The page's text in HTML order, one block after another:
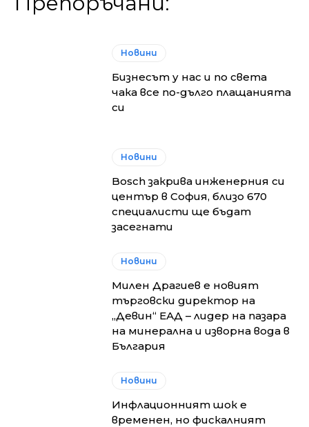
Новини
Бизнесът у нас и по света
чака все по-дълго плащанията
си
Новини
Bosch закрива инженерния си
център в София, близо 670
специалисти ще бъдат
засегнати
Новини
Милен Драгиев е новият
търговски директор на
„Девин“ ЕАД – лидер на пазара
на минерална и изворна вода в
България
Новини
Инфлационният шок е
временен, но фискалният